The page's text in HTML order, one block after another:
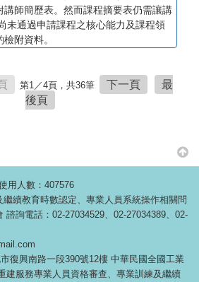
講師簡歷表。然而課程摘要表仍需讓講
未通過申請課程之核心能力及課程領
附資料。
第1 ／4頁，共36筆 下一頁
最
後頁
用人數：407576
續教育時數認定、專業人員系統操作相關問
諮詢電話：02-27034529、02-27034389、02-
復興南路一段390號12樓 中華民國全國工業
建服務專業人員資格審查、專業訓練及繼續